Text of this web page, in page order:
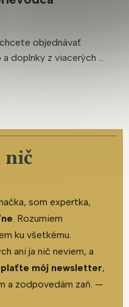
objednávať
doplnky z viacerých ...
nič
som expertka,
. Rozumiem
ku všetkému.
ani ja nič neviem, a
môj newsletter,
a zodpovedám zaň. —